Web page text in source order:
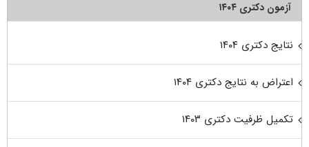
آزمون دکتری ۱۴۰۴
نتایج دکتری ۱۴۰۴
اعتراض به نتایج دکتری ۱۴۰۴
تکمیل ظرفیت دکتری ۱۴۰۳